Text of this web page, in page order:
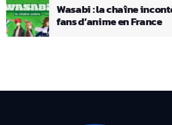
Wasabi : la chaîne
fans d’anime en France